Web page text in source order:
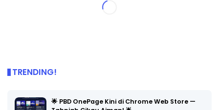
TRENDING!
🌟 PBD OnePage Kini di Chrome Web Store —